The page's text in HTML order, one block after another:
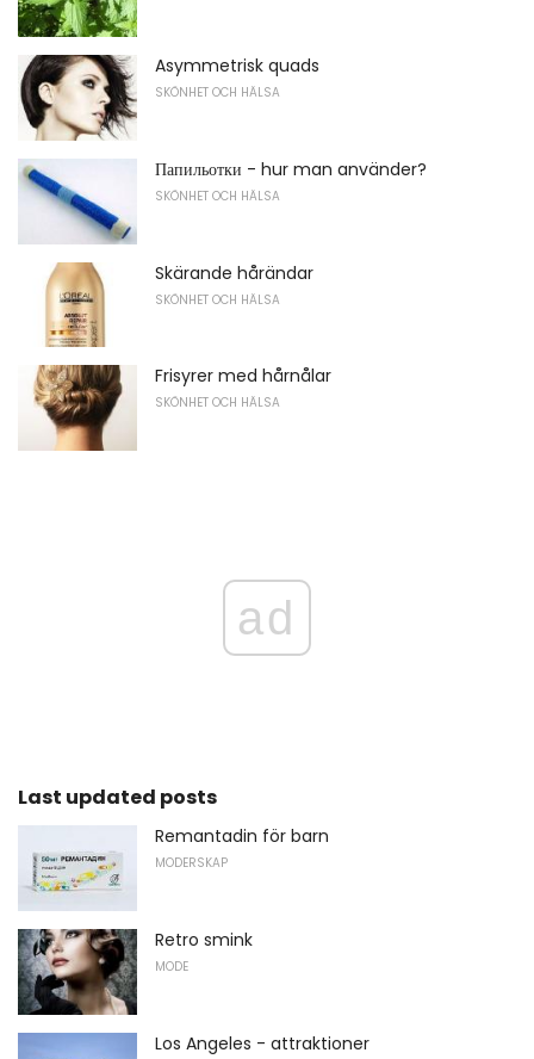
Asymmetrisk quads
SKÖNHET OCH HÄLSA
Папильотки - hur man använder?
SKÖNHET OCH HÄLSA
Skärande hårändar
SKÖNHET OCH HÄLSA
Frisyrer med hårnålar
SKÖNHET OCH HÄLSA
ad
Last updated posts
Remantadin för barn
MODERSKAP
Retro smink
MODE
Los Angeles - attraktioner